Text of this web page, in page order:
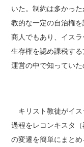
いた。制約は多かっ
教的な一定の自治権
商人でもあり、イス
生存権を認め課税す
運営の中で知っていた
キリスト教徒がイ
過程をレコンキスタ
の変遷を簡単にまと